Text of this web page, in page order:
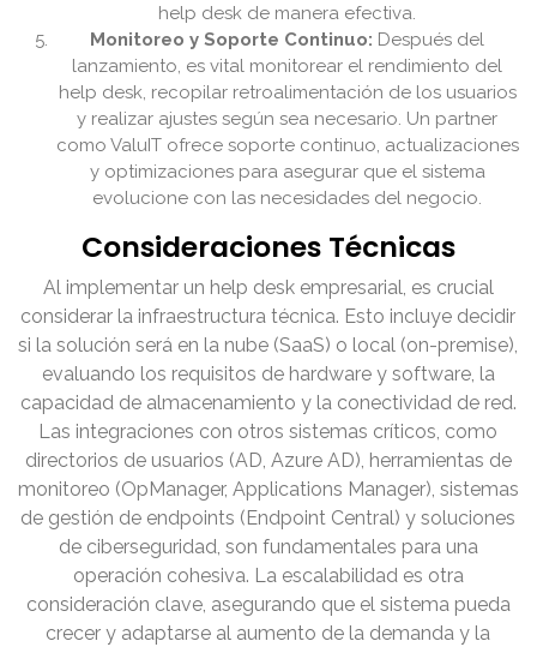
help desk de manera efectiva.
Monitoreo y Soporte Continuo: Después del
lanzamiento, es vital monitorear el rendimiento del
help desk, recopilar retroalimentación de los usuarios
y realizar ajustes según sea necesario. Un partner
como ValuIT ofrece soporte continuo, actualizaciones
y optimizaciones para asegurar que el sistema
evolucione con las necesidades del negocio.
Consideraciones Técnicas
Al implementar un help desk empresarial, es crucial
considerar la infraestructura técnica. Esto incluye decidir
si la solución será en la nube (SaaS) o local (on-premise),
evaluando los requisitos de hardware y software, la
capacidad de almacenamiento y la conectividad de red.
Las integraciones con otros sistemas críticos, como
directorios de usuarios (AD, Azure AD), herramientas de
monitoreo (OpManager, Applications Manager), sistemas
de gestión de endpoints (Endpoint Central) y soluciones
de ciberseguridad, son fundamentales para una
operación cohesiva. La escalabilidad es otra
consideración clave, asegurando que el sistema pueda
crecer y adaptarse al aumento de la demanda y la